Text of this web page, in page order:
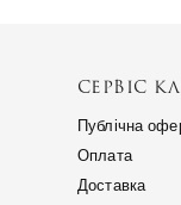
HSDPA
СЕРВІС
Публічна
Оплата
Доставка